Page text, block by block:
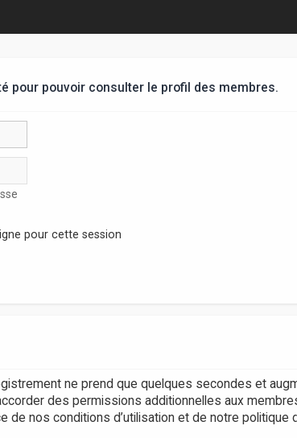
pour pouvoir consulter le profil des membres.
pour cette session
ne prend que quelques secondes et
des permissions additionnelles aux
de nos conditions d’utilisation et de notre politique